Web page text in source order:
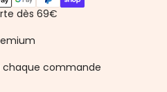
dès 69€
chaque commande